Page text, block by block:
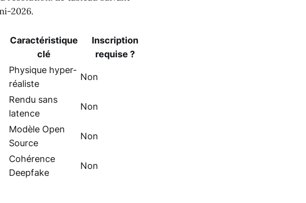
2026.
Caractéristique
clé
Inscription
requise ?
Physique hyper-
réaliste
Non
Rendu sans
latence
Non
Modèle Open
Source
Non
Cohérence
Deepfake
Non